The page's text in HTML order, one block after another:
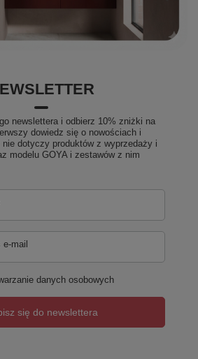
newslettera i odbierz 10% zniżki na
dowiedz się o nowościach i
nie dotyczy produktów z wyprzedaży i
modelu GOYA i zestawów z nim
mail
danych osobowych
się do newslettera